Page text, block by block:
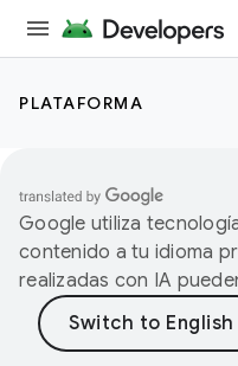
PLATAFORMA
Google utiliza
contenido a tu idioma
realizadas con IA